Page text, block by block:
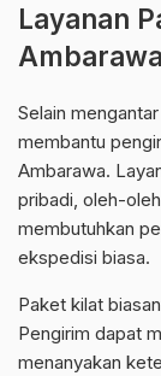
Layanan
Ambarawa
Selain
membantu
Ambarawa.
pribadi, oleh-
membutuhkan
ekspedisi biasa.
Paket kilat
Pengirim dapat
menanyakan